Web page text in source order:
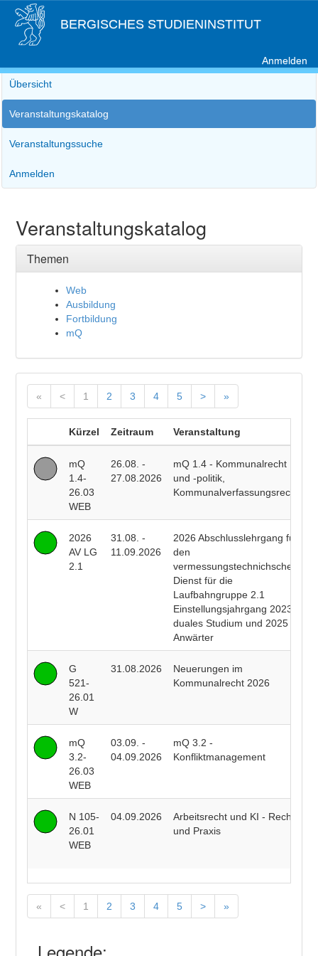
BERGISCHES STUDIENINSTITUT
Anmelden
Übersicht
Veranstaltungskatalog
Veranstaltungssuche
Anmelden
Veranstaltungskatalog
Themen
Web
Ausbildung
Fortbildung
mQ
« < 1 2 3 4 5 > »
Kürzel Zeitraum Veranstaltung
mQ
1.4-
26.03
WEB
26.08. -
27.08.2026
mQ 1.4 - Kommunalrecht
und -politik,
Kommunalverfassungsrecht
2026
AV LG
2.1
31.08. -
11.09.2026
2026 Abschlusslehrgang für
den
vermessungstechnichschen
Dienst für die
Laufbahngruppe 2.1
Einstellungsjahrgang 2023
duales Studium und 2025
Anwärter
G
521-
26.01
W
31.08.2026
Neuerungen im
Kommunalrecht 2026
mQ
3.2-
26.03
WEB
03.09. -
04.09.2026
mQ 3.2 -
Konfliktmanagement
N 105-
26.01
WEB
04.09.2026
Arbeitsrecht und KI - Recht
und Praxis
« < 1 2 3 4 5 > »